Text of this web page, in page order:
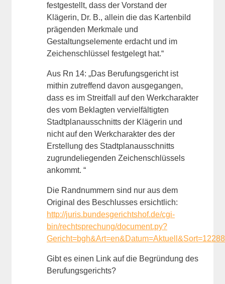
festgestellt, dass der Vorstand der
Klägerin, Dr. B., allein die das Kartenbild
prägenden Merkmale und
Gestaltungselemente erdacht und im
Zeichenschlüssel festgelegt hat.“
Aus Rn 14: „Das Berufungsgericht ist
mithin zutreffend davon ausgegangen,
dass es im Streitfall auf den Werkcharakter
des vom Beklagten vervielfältigten
Stadtplanausschnitts der Klägerin und
nicht auf den Werkcharakter des der
Erstellung des Stadtplanausschnitts
zugrundeliegenden Zeichenschlüssels
ankommt. “
Die Randnummern sind nur aus dem
Original des Beschlusses ersichtlich:
http://juris.bundesgerichtshof.de/cgi-
bin/rechtsprechung/document.py?
Gibt es einen Link auf die Begründung des
Berufungsgerichts?